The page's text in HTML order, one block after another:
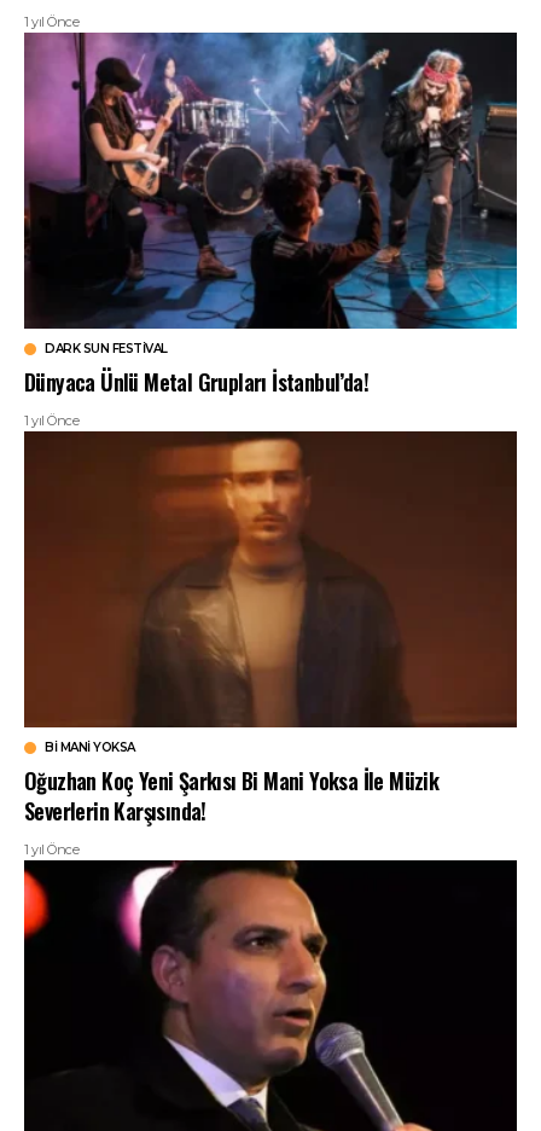
1 yıl Önce
DARK SUN FESTIVAL
Dünyaca Ünlü Metal Grupları İstanbul’da!
1 yıl Önce
BI MANI YOKSA
Oğuzhan Koç Yeni Şarkısı Bi Mani Yoksa İle Müzik
Severlerin Karşısında!
1 yıl Önce